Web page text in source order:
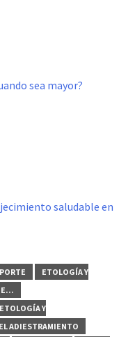
sea mayor?
saludable en
ETOLOGÍA Y
ETOLOGÍA Y
ADIESTRAMIENTO